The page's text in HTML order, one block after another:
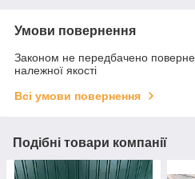
Умови повернення
Законом не передбачено
належної якості
Всі умови повернення
Подібні товари компанії